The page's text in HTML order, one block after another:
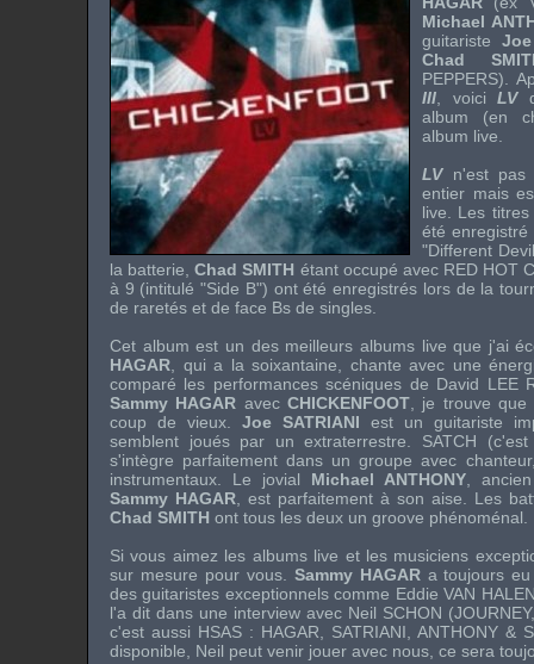
Michael
guitariste
Chad
PEPPERS).
III , voiciLV
album (en
album live.
LVn'est pas
entier mais
live. Les
été
"Different
la batterie,Chad SMITH étant occupé avec RED HOT
à 9 (intitulé "Side B") ont été enregistrés lors de la
de raretés et de face Bs de singles.
Cet album est un des meilleurs albums live que j'ai
HAGAR , qui a la soixantaine, chante avec une
comparé les performances scéniques de David LEE
Sammy HAGAR avecCHICKENFOOT , je trouve
coup de vieux. Joe SATRIANI est un guitariste
semblent joués par un extraterrestre. SATCH
s'intègre parfaitement dans un groupe avec
instrumentaux. Le jovial Michael ANTHONY ,
Sammy HAGAR , est parfaitement à son aise. Les
Chad SMITH ont tous les deux un groove phénoménal.
Si vous aimez les albums live et les musiciens
sur mesure pour vous. Sammy HAGARa toujours eu
des guitaristes exceptionnels comme Eddie VAN
l'a dit dans une interview avec Neil SCHON (JOURNEY
c'est aussi HSAS : HAGAR, SATRIANI, ANTHONY &
disponible, Neil peut venir jouer avec nous, ce sera